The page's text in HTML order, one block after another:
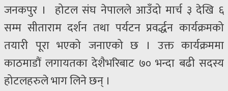
जनकपुर । होटल संघ नेपालले आउँदो मार्च ३ देखि ६
सम्म सीताराम दर्शन तथा पर्यटन प्रवर्द्धन कार्यक्रमको
तयारी पूरा भएको जनाएको छ । उक्त कार्यक्रममा
काठमाडौं लगायतका देशैभरिबाट ७० भन्दा बढी सदस्य
होटलहरुले भाग लिने छन् ।